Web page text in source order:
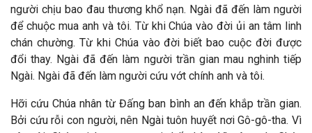
người chịu bao đau thương khổ nạn. Ngài đã đến làm người
để chuộc mua anh và tôi. Từ khi Chúa vào đời ủi an tâm linh
chán chường. Từ khi Chúa vào đời biết bao cuộc đời được
đổi thay. Ngài đã đến làm người trần gian mau nghinh tiếp
Ngài. Ngài đã đến làm người cứu vớt chính anh và tôi.
Hỡi cứu Chúa nhân từ Đấng ban bình an đến khắp trần gian.
Bởi cứu rỗi con người, nên Ngài tuôn huyết nơi Gô-gô-tha. Vì